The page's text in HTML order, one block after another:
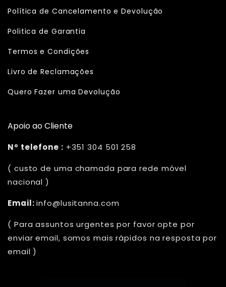
Política de Cancelamento e Devolução
Politica de Garantia
Termos e Condições
Livro de Reclamações
Quero Fazer uma Devolução
Apoio ao Cliente
Nº telefone : +351 304 501 258
( custo de uma chamada para rede móvel
nacional )
Email:info@lusitanna.com
( Para assuntos urgentes por favor opte por
enviar email, somos mais rápidos na resposta por
email )